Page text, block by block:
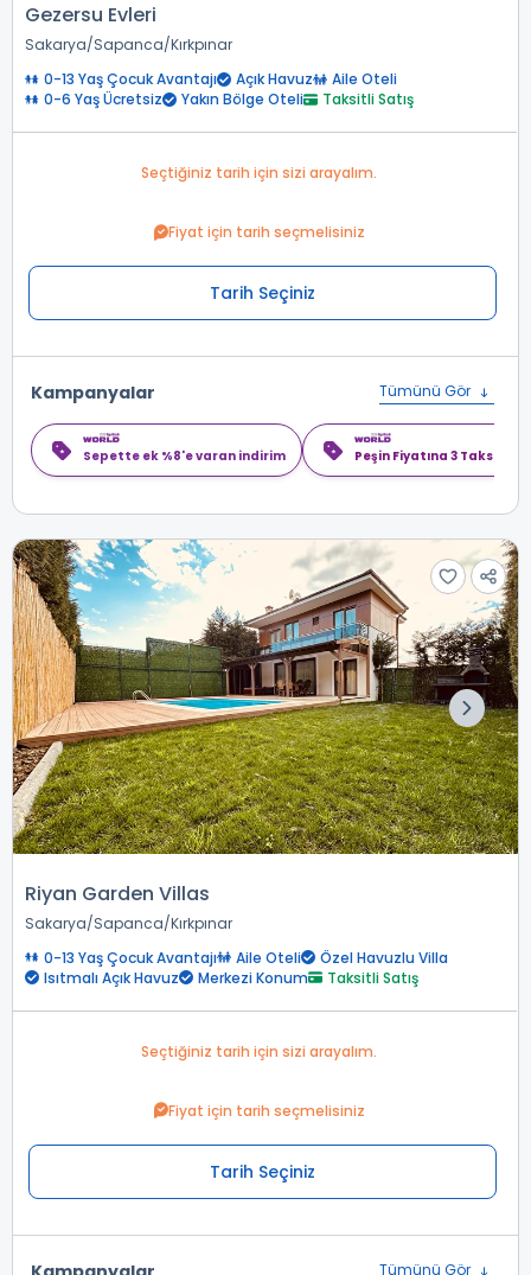
Gezersu Evleri
Sakarya Sapanca Kırkpınar
0-13 Yaş Çocuk Avantajı
Açık Havuz
Aile Oteli
0-6 Yaş Ücretsiz
Yakın Bölge Oteli Taksitli Satış
Seçtiğiniz tarih için sizi arayalım.
Fiyat için tarih seçmelisiniz
Tarih Seçiniz
Kampanyalar Tümünü Gör
Sepette ek %8'e varan indirim Peşin Fiyatına 3 Taksit
Riyan Garden Villas
Sakarya Sapanca Kırkpınar
0-13 Yaş Çocuk Avantajı
Aile Oteli
Özel Havuzlu Villa
Isıtmalı Açık Havuz
Merkezi Konum Taksitli Satış
Seçtiğiniz tarih için sizi arayalım.
Fiyat için tarih seçmelisiniz
Tarih Seçiniz
Tümünü Gör